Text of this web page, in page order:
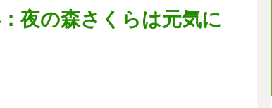
夜の森さくらは元気に